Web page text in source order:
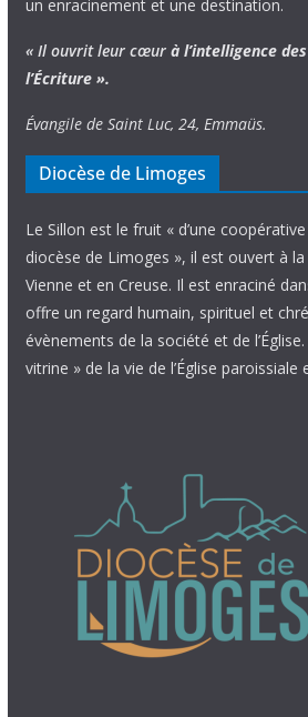
un enracinement et une destination.
« Il ouvrit leur cœur à l’intelligence
l’Écriture ».
Évangile de Saint Luc, 24, Emmaüs.
Diocèse de Limoges
Le Sillon est le fruit « d’une
diocèse de Limoges », il est ouvert à
Vienne et en Creuse. Il est enraciné
offre un regard humain, spirituel et
évènements de la société et de
vitrine » de la vie de l’Église